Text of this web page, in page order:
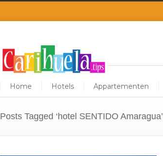
Home Hotels Appartementen
Posts Tagged ‘hotel SENTIDO Amaragua’